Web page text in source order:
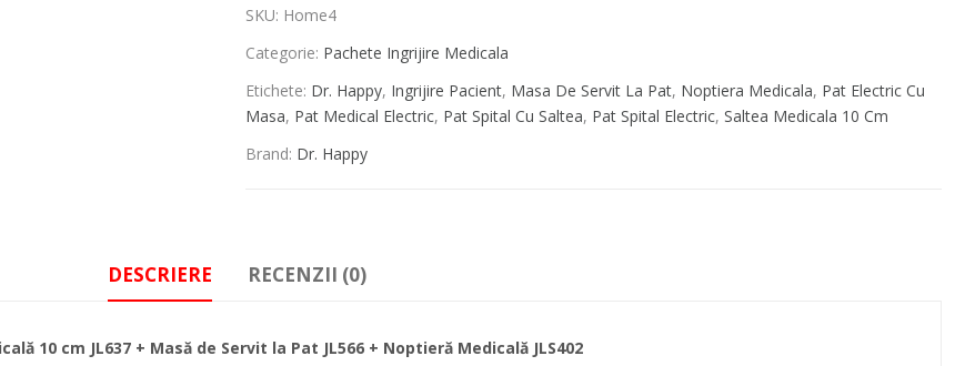
SKU: Home4
Categorie: Pachete Ingrijire Medicala
Etichete: Dr. Happy, Ingrijire Pacient, Masa De Servit La Pat, Noptiera Medicala, Pat Electric Cu
Masa, Pat Medical Electric, Pat Spital Cu Saltea, Pat Spital Electric, Saltea Medicala 10 Cm
Brand: Dr. Happy
DESCRIERE RECENZII (0)
10 cm JL637 + Masă de Servit la Pat JL566 + Noptieră Medicală JLS402